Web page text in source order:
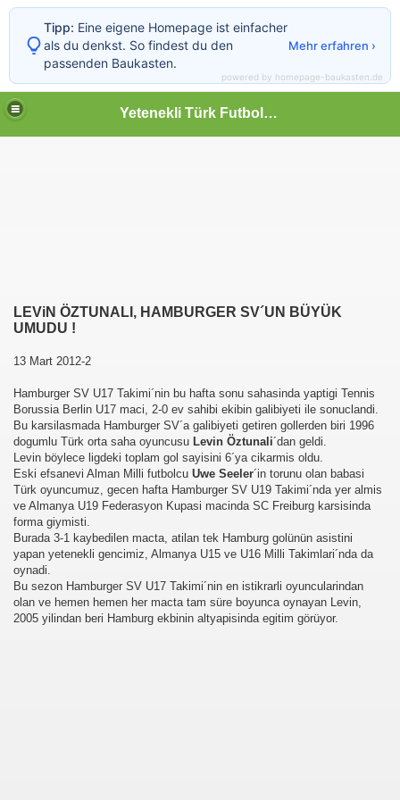
Yetenekli Türk Futbolcular
LEViN ÖZTUNALI, HAMBURGER SV´UN BÜYÜK
UMUDU !
13 Mart 2012-2
Hamburger SV U17 Takimi´nin bu hafta sonu sahasinda yaptigi Tennis
Borussia Berlin U17 maci, 2-0 ev sahibi ekibin galibiyeti ile sonuclandi.
Bu karsilasmada Hamburger SV´a galibiyeti getiren gollerden biri 1996
dogumlu Türk orta saha oyuncusu Levin Öztunali´dan geldi.
Levin böylece ligdeki toplam gol sayisini 6´ya cikarmis oldu.
Eski efsanevi Alman Milli futbolcu Uwe Seeler´in torunu olan babasi
Türk oyuncumuz, gecen hafta Hamburger SV U19 Takimi´nda yer almis
ve Almanya U19 Federasyon Kupasi macinda SC Freiburg karsisinda
forma giymisti.
Burada 3-1 kaybedilen macta, atilan tek Hamburg golünün asistini
yapan yetenekli gencimiz, Almanya U15 ve U16 Milli Takimlari´nda da
oynadi.
Bu sezon Hamburger SV U17 Takimi´nin en istikrarli oyuncularindan
olan ve hemen hemen her macta tam süre boyunca oynayan Levin,
2005 yilindan beri Hamburg ekbinin altyapisinda egitim görüyor.
Tipp: Eine eigene Homepage ist einfacher
als du denkst. So findest du den
passenden Baukasten.
Mehr erfahren ›
powered by homepage-baukasten.de